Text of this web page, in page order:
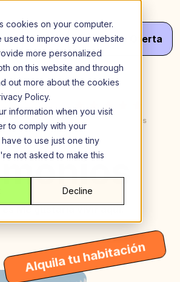
cookies on your computer.
used to improve your website
more personalized
on this website and through
out more about the cookies
Policy.
information when you visit
to comply with your
to use just one tiny
not asked to make this
Decline
Menú
¡HazTu Oferta
4,8 en Google Maps
Alquila tu habitación